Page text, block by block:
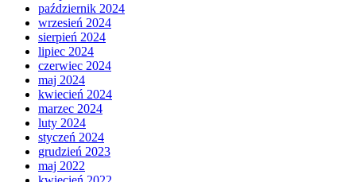
październik 2024
wrzesień 2024
sierpień 2024
lipiec 2024
czerwiec 2024
maj 2024
kwiecień 2024
marzec 2024
luty 2024
styczeń 2024
grudzień 2023
maj 2022